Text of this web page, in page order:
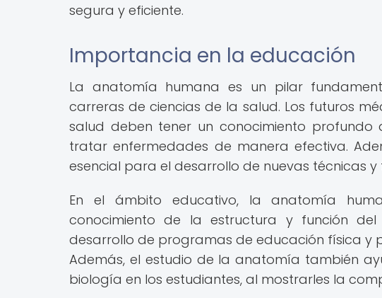
segura y eficiente.
Importancia en la educación
La anatomía humana es un pilar
carreras de ciencias de la salud. Los futuros
salud deben tener un conocimiento
tratar enfermedades de manera efectiva.
esencial para el desarrollo de nuevas técnicas
En el ámbito educativo, la anatomía
conocimiento de la estructura y función
desarrollo de programas de educación física y
Además, el estudio de la anatomía también
biología en los estudiantes, al mostrarles la